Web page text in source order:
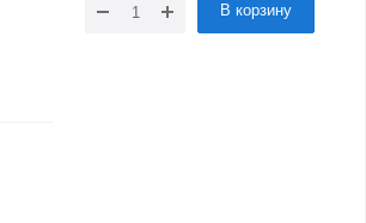
В корзину